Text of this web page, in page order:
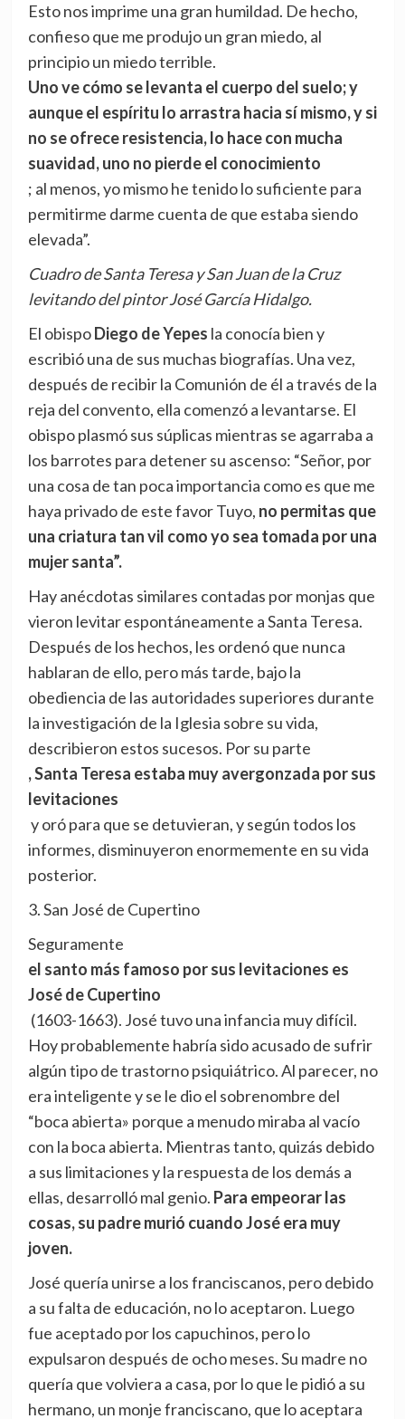
Esto nos imprime una gran humildad. De hecho,
confieso que me produjo un gran miedo, al
principio un miedo terrible.
Uno ve cómo se levanta el cuerpo del suelo; y
aunque el espíritu lo arrastra hacia sí mismo, y si
no se ofrece resistencia, lo hace con mucha
suavidad, uno no pierde el conocimiento
; al menos, yo mismo he tenido lo suficiente para
permitirme darme cuenta de que estaba siendo
elevada”.
Cuadro de Santa Teresa y San Juan de la Cruz
levitando del pintor José García Hidalgo.
El obispoDiego de Yepes la conocía bien y
escribió una de sus muchas biografías. Una vez,
después de recibir la Comunión de él a través de la
reja del convento, ella comenzó a levantarse. El
obispo plasmó sus súplicas mientras se agarraba a
los barrotes para detener su ascenso: “Señor, por
una cosa de tan poca importancia como es que me
haya privado de este favor Tuyo, no permitas que
una criatura tan vil como yo sea tomada por una
mujer santa”.
Hay anécdotas similares contadas por monjas que
vieron levitar espontáneamente a Santa Teresa.
Después de los hechos, les ordenó que nunca
hablaran de ello, pero más tarde, bajo la
obediencia de las autoridades superiores durante
la investigación de la Iglesia sobre su vida,
describieron estos sucesos. Por su parte
, Santa Teresa estaba muy avergonzada por sus
levitaciones
y oró para que se detuvieran, y según todos los
informes, disminuyeron enormemente en su vida
posterior.
3. San José de Cupertino
Seguramente
el santo más famoso por sus levitaciones es
José de Cupertino
(1603-1663). José tuvo una infancia muy difícil.
Hoy probablemente habría sido acusado de sufrir
algún tipo de trastorno psiquiátrico. Al parecer, no
era inteligente y se le dio el sobrenombre del
“boca abierta» porque a menudo miraba al vacío
con la boca abierta. Mientras tanto, quizás debido
a sus limitaciones y la respuesta de los demás a
ellas, desarrolló mal genio. Para empeorar las
cosas, su padre murió cuando José era muy
joven.
José quería unirse a los franciscanos, pero debido
a su falta de educación, no lo aceptaron. Luego
fue aceptado por los capuchinos, pero lo
expulsaron después de ocho meses. Su madre no
quería que volviera a casa, por lo que le pidió a su
hermano, un monje franciscano, que lo aceptara